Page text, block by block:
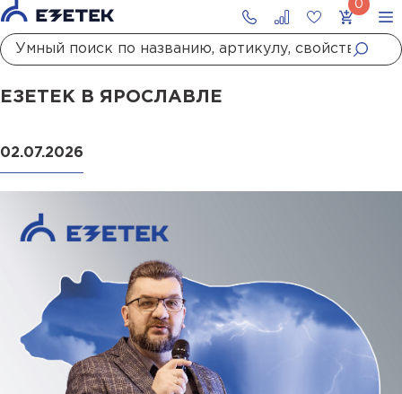
ГлавнаяНовости ЕЗЕТЕК в Ярославле
ЕЗЕТЕК В ЯРОСЛАВЛЕ
02.07.2026